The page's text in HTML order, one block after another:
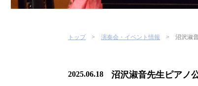
トップ 演奏会・イベント情報 沼沢淑
2025.06.18 沼沢淑音先生ピアノ